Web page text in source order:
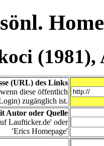
(URL) des Links
diese öffentlich
zugänglich ist.
Autor oder Quelle
Laufticker.de' oder
'Erics Homepage'